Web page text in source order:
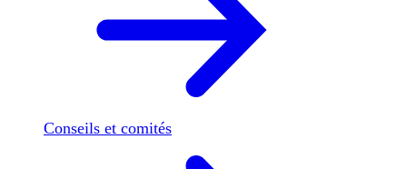
Conseils et comités